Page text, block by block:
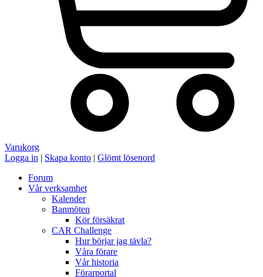
Varukorg
Logga in | Skapa konto | Glömt lösenord
Forum
Vår verksamhet
Kalender
Banmöten
Kör försäkrat
CAR Challenge
Hur börjar jag tävla?
Våra förare
Vår historia
Förarportal